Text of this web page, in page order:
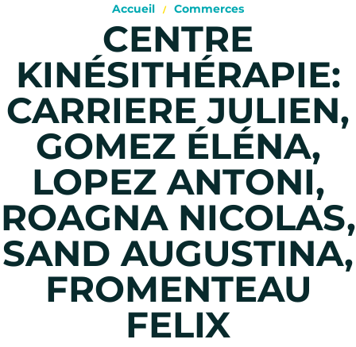
Accueil Commerces
CENTRE
KINÉSITHÉRAPIE:
CARRIERE JULIEN,
GOMEZ ÉLÉNA,
LOPEZ ANTONI,
ROAGNA NICOLAS,
SAND AUGUSTINA,
FROMENTEAU
FELIX